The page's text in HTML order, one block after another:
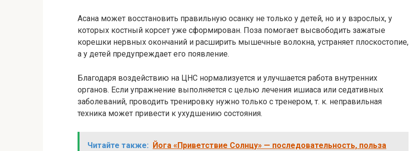
Асана может восстановить правильную осанку не только у детей, но и у взрослых, у
которых костный корсет уже сформирован. Поза помогает высвободить зажатые
корешки нервных окончаний и расширить мышечные волокна, устраняет плоскостопие,
а у детей предупреждает его появление.
Благодаря воздействию на ЦНС нормализуется и улучшается работа внутренних
органов. Если упражнение выполняется с целью лечения ишиаса или седативных
заболеваний, проводить тренировку нужно только с тренером, т. к. неправильная
техника может привести к ухудшению состояния.
Читайте также: Йога «Приветствие Солнцу» — последовательность, польза